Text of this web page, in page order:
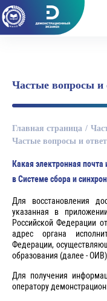
Частые вопросы и
Главная страница
Частые вопросы и
Какая электронная почта
в Системе сбора и
Для восстановления
указанная в
Российской Федерации
адрес органа
Федерации,
образования (далее - ОИВ).
Для получения
оператору